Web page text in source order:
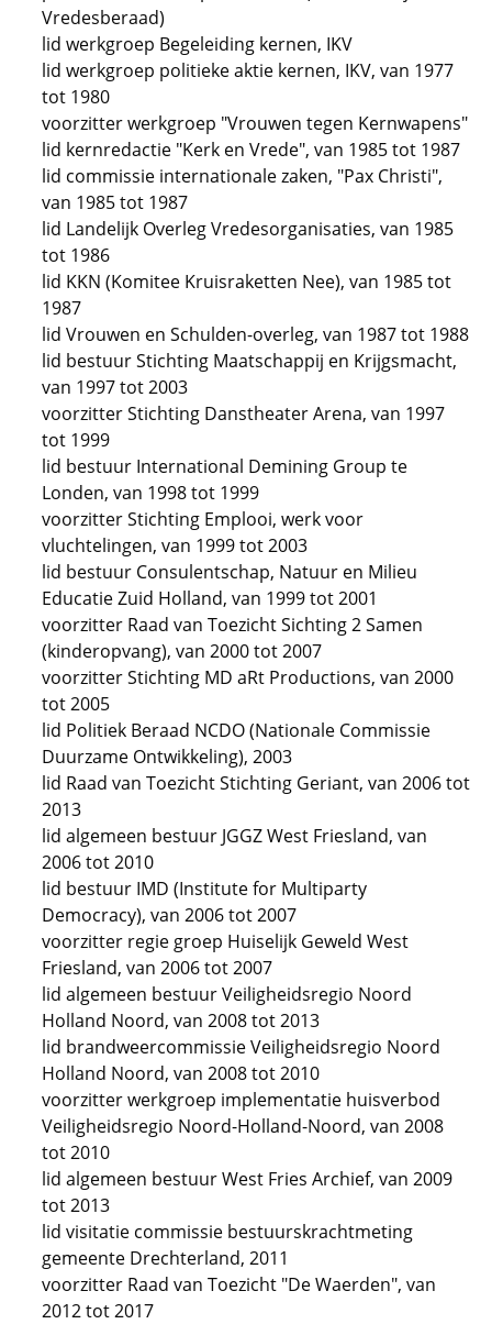
Vredesberaad)
lid werkgroep Begeleiding kernen, IKV
lid werkgroep politieke aktie kernen, IKV, van 1977
tot 1980
voorzitter werkgroep "Vrouwen tegen Kernwapens"
lid kernredactie "Kerk en Vrede", van 1985 tot 1987
lid commissie internationale zaken, "Pax Christi",
van 1985 tot 1987
lid Landelijk Overleg Vredesorganisaties, van 1985
tot 1986
lid KKN (Komitee Kruisraketten Nee), van 1985 tot
1987
lid Vrouwen en Schulden-overleg, van 1987 tot 1988
lid bestuur Stichting Maatschappij en Krijgsmacht,
van 1997 tot 2003
voorzitter Stichting Danstheater Arena, van 1997
tot 1999
lid bestuur International Demining Group te
Londen, van 1998 tot 1999
voorzitter Stichting Emplooi, werk voor
vluchtelingen, van 1999 tot 2003
lid bestuur Consulentschap, Natuur en Milieu
Educatie Zuid Holland, van 1999 tot 2001
voorzitter Raad van Toezicht Sichting 2 Samen
(kinderopvang), van 2000 tot 2007
voorzitter Stichting MD aRt Productions, van 2000
tot 2005
lid Politiek Beraad NCDO (Nationale Commissie
Duurzame Ontwikkeling), 2003
lid Raad van Toezicht Stichting Geriant, van 2006 tot
2013
lid algemeen bestuur JGGZ West Friesland, van
2006 tot 2010
lid bestuur IMD (Institute for Multiparty
Democracy), van 2006 tot 2007
voorzitter regie groep Huiselijk Geweld West
Friesland, van 2006 tot 2007
lid algemeen bestuur Veiligheidsregio Noord
Holland Noord, van 2008 tot 2013
lid brandweercommissie Veiligheidsregio Noord
Holland Noord, van 2008 tot 2010
voorzitter werkgroep implementatie huisverbod
Veiligheidsregio Noord-Holland-Noord, van 2008
tot 2010
lid algemeen bestuur West Fries Archief, van 2009
tot 2013
lid visitatie commissie bestuurskrachtmeting
gemeente Drechterland, 2011
voorzitter Raad van Toezicht "De Waerden", van
2012 tot 2017